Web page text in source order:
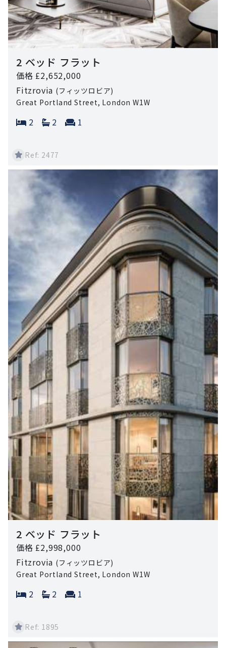
2 ベッド フラット
価格 £2,652,000
Fitzrovia (フィッツロビア)
Great Portland Street, London W1W
Bedrooms:
2 Bathrooms:
2 Reception rooms:
1
Ref: 2477
2 ベッド フラット
価格 £2,998,000
Fitzrovia (フィッツロビア)
Great Portland Street, London W1W
Bedrooms:
2 Bathrooms:
2 Reception rooms:
1
Ref: 1895